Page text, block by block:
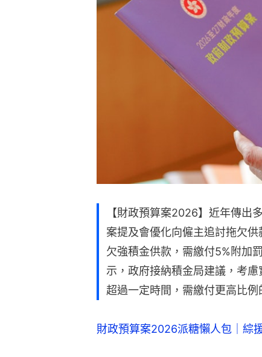
【財政預算案2026】近年傳出
案提及會優化向僱主追討拖欠
欠強積金供款，需繳付5%附加
示，政府接納積金局建議，考
超過一定時間，需繳付更高比
財政預算案2026派糖懶人包｜綜